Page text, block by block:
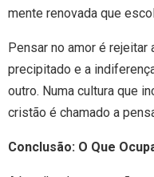
mente renovada que
Pensar no amor é rejeitar
precipitado e a
outro. Numa cultura que
cristão é chamado a
Conclusão: O Que